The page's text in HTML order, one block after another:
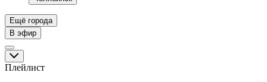
Ещё города
В эфир
Плейлист